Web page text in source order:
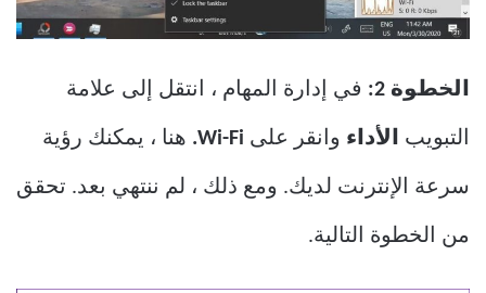
الخطوة 2: في إدارة المهام ، انتقل إلى علامة
التبويب الأداء وانقر على هنا ، يمكنك رؤية
سرعة الإنترنت لديك. ومع ذلك ، لم ننتهي بعد. تحقق
من الخطوة التالية.